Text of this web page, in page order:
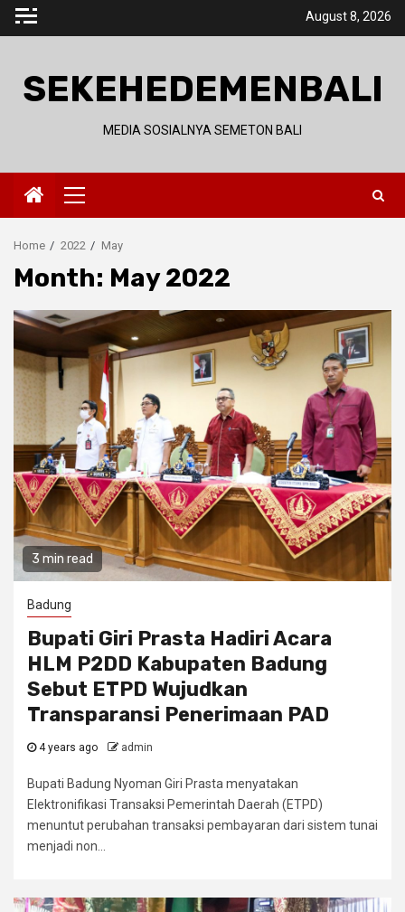
Skip
August 8, 2026
SEKEHEDEMENBALI
MEDIA SOSIALNYA SEMETON BALI
Primary
Menu
Home 2022 May
Month: May 2022
3 min read
Badung
Bupati Giri Prasta Hadiri Acara
HLM P2DD Kabupaten Badung
Sebut ETPD Wujudkan
Transparansi Penerimaan PAD
4 years ago admin
Bupati Badung Nyoman Giri Prasta menyatakan
Elektronifikasi Transaksi Pemerintah Daerah (ETPD)
menuntut perubahan transaksi pembayaran dari sistem tunai
menjadi non...